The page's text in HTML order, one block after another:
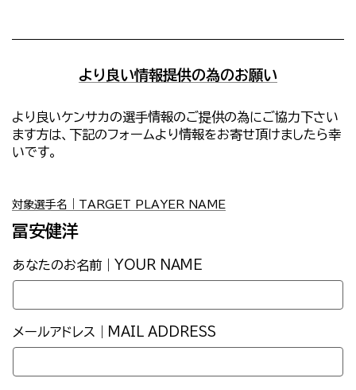
より良い情報提供の為のお願い
より良いケンサカの選手情報のご提供の為にご協力下さい
ます方は、下記のフォームより情報をお寄せ頂けましたら幸
いです。
対象選手名｜TARGET PLAYER NAME
冨安健洋
あなたのお名前｜YOUR NAME
メールアドレス｜MAIL ADDRESS